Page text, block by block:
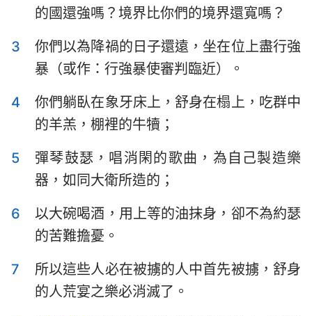
傳道書 雅歌
以賽亞書 耶利米書
耶利米哀歌 以西結書
但以理書 何西阿書
約珥書 阿摩司書
俄巴底亞書 約拿書
哈巴谷書
瑪拉基書
的國還強嗎？境界比你們的境界還寬嗎？
3
你們以為降禍的日子還遠，坐在位上盡行強
暴（或作：行強暴使審判臨近）。
4
你們躺臥在象牙床上，舒身在榻上，吃群中
的羊羔，棚裡的牛犢；
5
彈琴鼓瑟，唱消閑的歌曲，為自己製造樂
器，如同大衛所造的；
6
以大碗喝酒，用上等的油抹身，卻不為約瑟
的苦難擔憂。
7
所以這些人必在被擄的人中首先被擄，舒身
的人荒宴之樂必消滅了。